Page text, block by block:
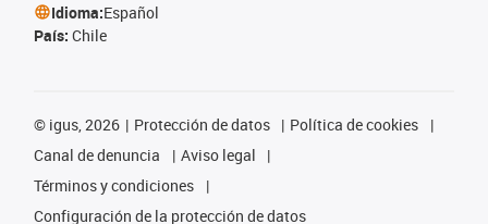
Idioma:Español
País: Chile
© igus, 2026 Protección de datos
Política de cookies
Canal de denuncia
Aviso legal
Términos y condiciones
Configuración de la protección de datos